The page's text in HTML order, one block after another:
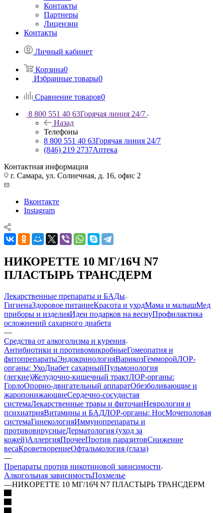
Контакты
Партнеры
Лицензии
Контакты
Личный кабинет
Корзина0
Избранные товары0
Сравнение товаров0
8 800 551 40 63Горячая линия 24/7
Назад
Телефоны
8 800 551 40 63Горячая линия 24/7
(846) 219 2737Аптека
Контактная информация
г. Самара, ул. Солнечная, д. 16, офис 2
Вконтакте
Instagram
НИКОРЕТТЕ 10 МГ/16Ч N7
ПЛАСТЫРЬ ТРАНСДЕРМ
Лекарственные препараты и БАДы
ГигиенаЗдоровое питаниеКрасота и уходМама и малышМед
приборы и изделияИдеи подарков на веснуПрофилактика
осложнений сахарного диабета
—
Средства от алкоголизма и курения
Антибиотики и противомикробныеГомеопатия и
фитопрепаратыЭндокринологияВарикозГемморойЛОР-
органы: УхоДиабет сахарныйПульмонология
(легкие)Желудочно-кишечный трактЛОР-органы:
ГорлоОпорно-двигательный аппаратОбезболивающие и
жаропонижающиеСердечно-сосудистая
системаЛекарственные травы и фиточаиНеврология и
психиатрияВитамины и БАДЛОР-органы: НосМочеполовая
системаГинекологияИммунопрепараты и
противовирусныеДерматология (уход за
кожей)АллергияПрочееПротив паразитовСнижение
весаКроветворениеОфтальмология (глаза)
—
Препараты против никотиновой зависимости
Алкогольная зависимостьПохмелье
—НИКОРЕТТЕ 10 МГ/16Ч N7 ПЛАСТЫРЬ ТРАНСДЕРМ